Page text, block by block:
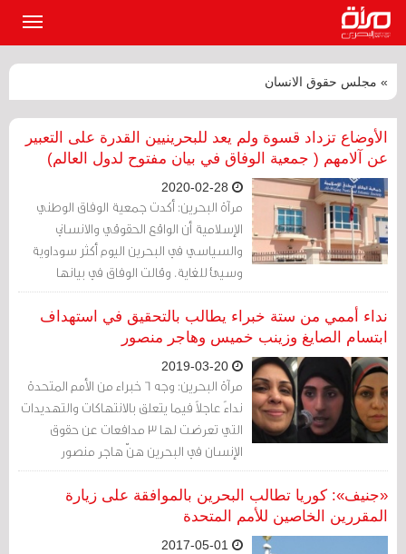
» مجلس حقوق الانسان
الأوضاع تزداد قسوة ولم يعد للبحرينيين القدرة على التعبير
عن آلامهم ( جمعية الوفاق في بيان مفتوح لدول العالم)
مرآة البحرين: أكدت جمعية الوفاق الوطني
الإسلامية أن الواقع الحقوقي والانساني
والسياسي في البحرين اليوم أكثر سوداوية
وسيئ للغاية. وقالت الوفاق في بيانها
المفتوح للدورة 43 لمجلس حقوق الإنسان
في جنيف، أن الظروف تزداد قساوة للحد الذي
لا يستطيع المواطنين أن يعبروا عن ألمهم
جراء تلك الإجراءات والقيود المفروضة عليهم.
نداء أممي من ستة خبراء يطالب بالتحقيق في استهداف
ابتسام الصايغ وزينب خميس وهاجر منصور
مرآة البحرين: وجه 6 خبراء من الأمم المتحدة
نداءً عاجلاً فيما يتعلق بالانتهاكات والتهديدات
التي تعرضت لها 3 مدافعات عن حقوق
الإنسان في البحرين هنّ هاجر منصور
وابتسام الصائغ وزينب آل خميس، مطالبين
بالتحقيق في إساءة معاملتهن.
«جنيف»: كوريا تطالب البحرين بالموافقة على زيارة
المقررين الخاصين للأمم المتحدة